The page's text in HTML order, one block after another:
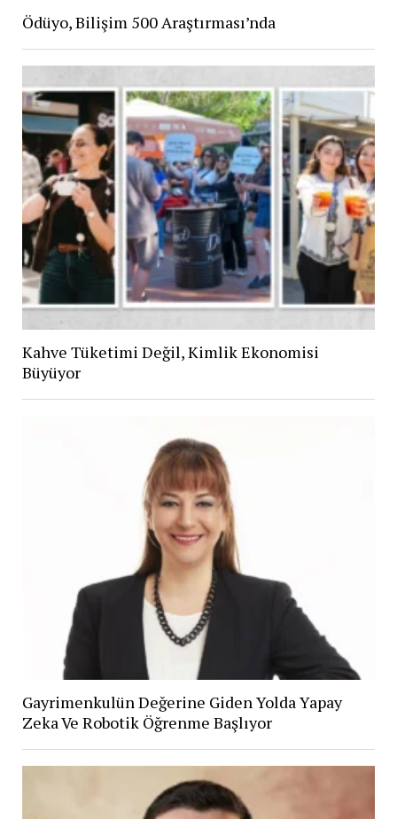
Ödüyo, Bilişim 500 Araştırması’nda
Kahve Tüketimi Değil, Kimlik Ekonomisi
Büyüyor
Gayrimenkulün Değerine Giden Yolda Yapay
Zeka Ve Robotik Öğrenme Başlıyor